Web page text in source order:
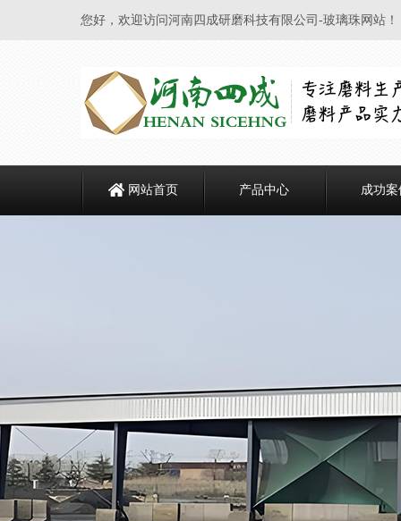
您好，欢迎访问河南四成研磨科技有限公司-玻璃珠网站！
网站首页 产品中心 成功案